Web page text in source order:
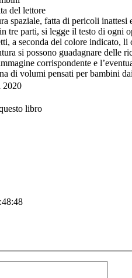
del lettore
spaziale, fatta di pericoli
tre parti, si legge il testo di ogni
a seconda del colore indicato,
si possono guadagnare delle
corrispondente e
di volumi pensati per bambini
2020
libro